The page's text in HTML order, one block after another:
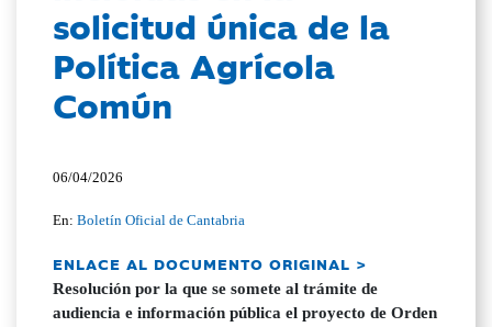
solicitud única de la
Política Agrícola
Común
06/04/2026
En:Boletín Oficial de Cantabria
ENLACE AL DOCUMENTO ORIGINAL >
Resolución por la que se somete al trámite de
audiencia e información pública el proyecto de Orden